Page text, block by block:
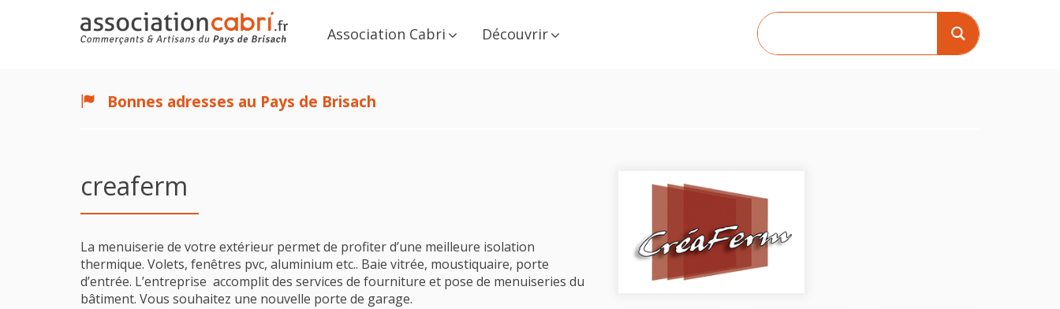
Association Cabri Découvrir
Bonnes adresses au Pays de Brisach
creaferm
La menuiserie de votre extérieur permet de profiter d’une meilleure isolation
thermique. Volets, fenêtres pvc, aluminium etc.. Baie vitrée, moustiquaire, porte
d’entrée. L’entreprise accomplit des services de fourniture et pose de menuiseries du
bâtiment. Vous souhaitez une nouvelle porte de garage.